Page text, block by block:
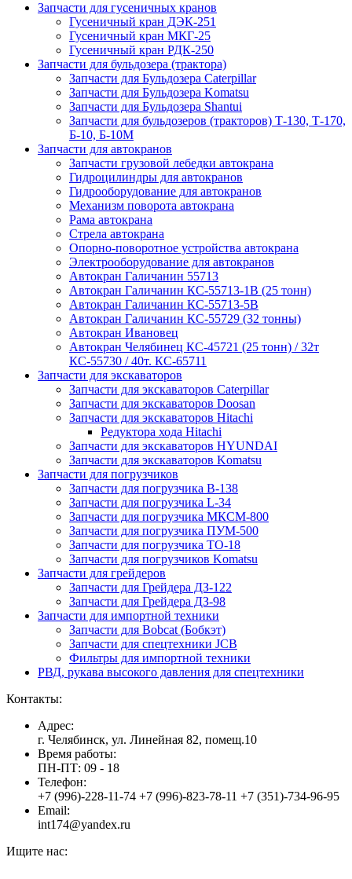
Запчасти для гусеничных кранов
Гусеничный кран ДЭК-251
Гусеничный кран МКГ-25
Гусеничный кран РДК-250
Запчасти для бульдозера (трактора)
Запчасти для Бульдозера Caterpillar
Запчасти для Бульдозера Komatsu
Запчасти для Бульдозера Shantui
Запчасти для бульдозеров (тракторов) Т-130, Т-170,
Б-10, Б-10М
Запчасти для автокранов
Запчасти грузовой лебедки автокрана
Гидроцилиндры для автокранов
Гидрооборудование для автокранов
Механизм поворота автокрана
Рама автокрана
Стрела автокрана
Опорно-поворотное устройства автокрана
Электрооборудование для автокранов
Автокран Галичанин 55713
Автокран Галичанин КС-55713-1В (25 тонн)
Автокран Галичанин КС-55713-5В
Автокран Галичанин КС-55729 (32 тонны)
Автокран Ивановец
Автокран Челябинец КС-45721 (25 тонн) / 32т
КС-55730 / 40т. КС-65711
Запчасти для экскаваторов
Запчасти для экскаваторов Caterpillar
Запчасти для экскаваторов Doosan
Запчасти для экскаваторов Hitachi
Редуктора хода Hitachi
Запчасти для экскаваторов HYUNDAI
Запчасти для экскаваторов Komatsu
Запчасти для погрузчиков
Запчасти для погрузчика B-138
Запчасти для погрузчика L-34
Запчасти для погрузчика МКСМ-800
Запчасти для погрузчика ПУМ-500
Запчасти для погрузчика ТО-18
Запчасти для погрузчиков Komatsu
Запчасти для грейдеров
Запчасти для Грейдера ДЗ-122
Запчасти для Грейдера ДЗ-98
Запчасти для импортной техники
Запчасти для Bobcat (Бобкэт)
Запчасти для спецтехники JCB
Фильтры для импортной техники
РВД, рукава высокого давления для спецтехники
Контакты:
Адрес:
г. Челябинск, ул. Линейная 82, помещ.10
Время работы:
ПН-ПТ: 09 - 18
Телефон:
+7 (996)-228-11-74 +7 (996)-823-78-11 +7 (351)-734-96-95
Email:
int174@yandex.ru
Ищите нас: